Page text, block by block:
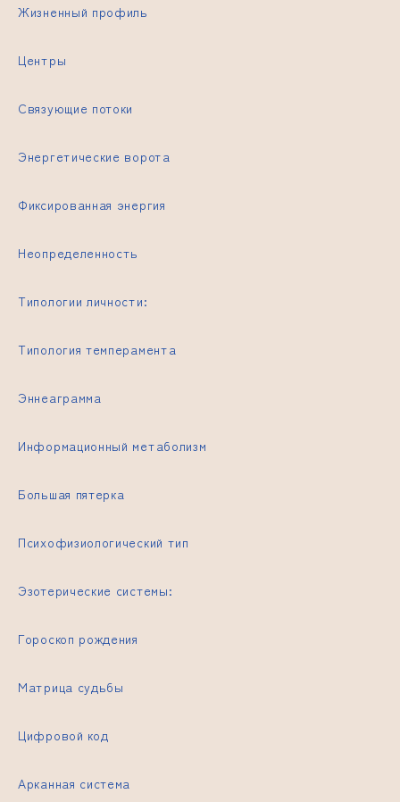
Жизненный профиль
Центры
Связующие потоки
Энергетические ворота
Фиксированная энергия
Неопределенность
Типологии личности:
Типология темперамента
Эннеаграмма
Информационный метаболизм
Большая пятерка
Психофизиологический тип
Эзотерические системы:
Гороскоп рождения
Матрица судьбы
Цифровой код
Арканная система